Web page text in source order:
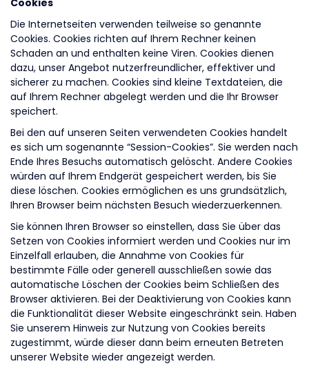
Cookies
Die Internetseiten verwenden teilweise so genannte
Cookies. Cookies richten auf Ihrem Rechner keinen
Schaden an und enthalten keine Viren. Cookies dienen
dazu, unser Angebot nutzerfreundlicher, effektiver und
sicherer zu machen. Cookies sind kleine Textdateien, die
auf Ihrem Rechner abgelegt werden und die Ihr Browser
speichert.
Bei den auf unseren Seiten verwendeten Cookies handelt
es sich um sogenannte “Session-Cookies”. Sie werden nach
Ende Ihres Besuchs automatisch gelöscht. Andere Cookies
würden auf Ihrem Endgerät gespeichert werden, bis Sie
diese löschen. Cookies ermöglichen es uns grundsätzlich,
Ihren Browser beim nächsten Besuch wiederzuerkennen.
Sie können Ihren Browser so einstellen, dass Sie über das
Setzen von Cookies informiert werden und Cookies nur im
Einzelfall erlauben, die Annahme von Cookies für
bestimmte Fälle oder generell ausschließen sowie das
automatische Löschen der Cookies beim Schließen des
Browser aktivieren. Bei der Deaktivierung von Cookies kann
die Funktionalität dieser Website eingeschränkt sein. Haben
Sie unserem Hinweis zur Nutzung von Cookies bereits
zugestimmt, würde dieser dann beim erneuten Betreten
unserer Website wieder angezeigt werden.